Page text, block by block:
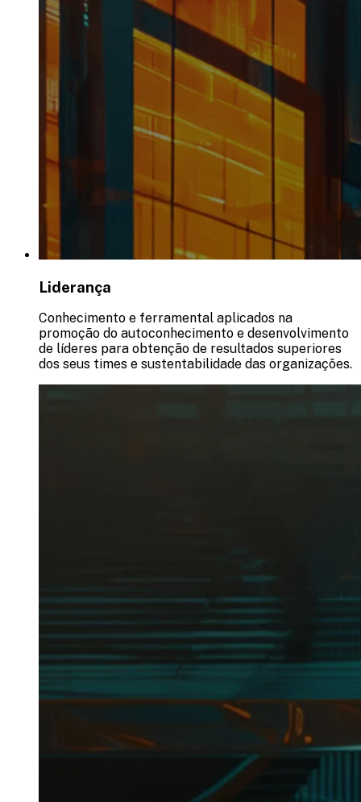
Liderança
Conhecimento e ferramental aplicados na
promoção do autoconhecimento e desenvolvimento
de líderes para obtenção de resultados superiores
dos seus times e sustentabilidade das organizações.